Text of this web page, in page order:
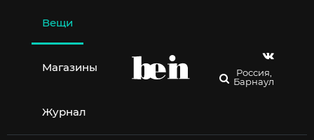
содержимому
Вещи
Магазины
Журнал
Россия,
Барнаул